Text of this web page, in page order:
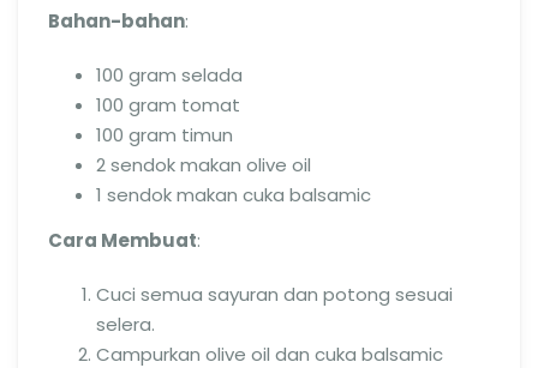
Bahan-bahan:
100 gram selada
100 gram tomat
100 gram timun
2 sendok makan olive oil
1 sendok makan cuka balsamic
Cara Membuat:
Cuci semua sayuran dan potong sesuai
selera.
Campurkan olive oil dan cuka balsamic